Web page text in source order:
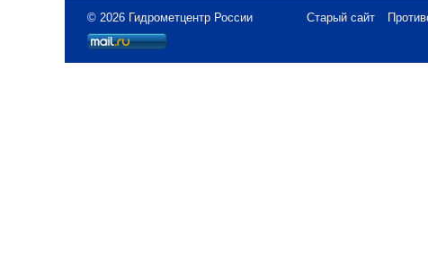
© 2026 Гидрометцентр России Старый сайт